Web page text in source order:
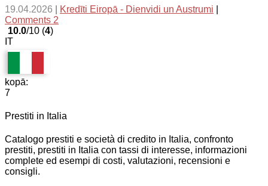
19.04.2026 Kredīti Eiropā - Dienvidi un Austrumi
Comments 2
10.0/10 (4)
IT
kopā:
7
Prestiti in Italia
Catalogo prestiti e società di credito in Italia, confronto
prestiti, prestiti in Italia con tassi di interesse, informazioni
complete ed esempi di costi, valutazioni, recensioni e
consigli.